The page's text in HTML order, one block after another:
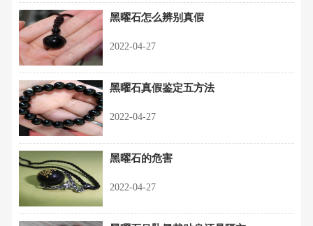
黑曜石怎么辨别真假
2022-04-27
黑曜石真假鉴定五方法
2022-04-27
黑曜石的危害
2022-04-27